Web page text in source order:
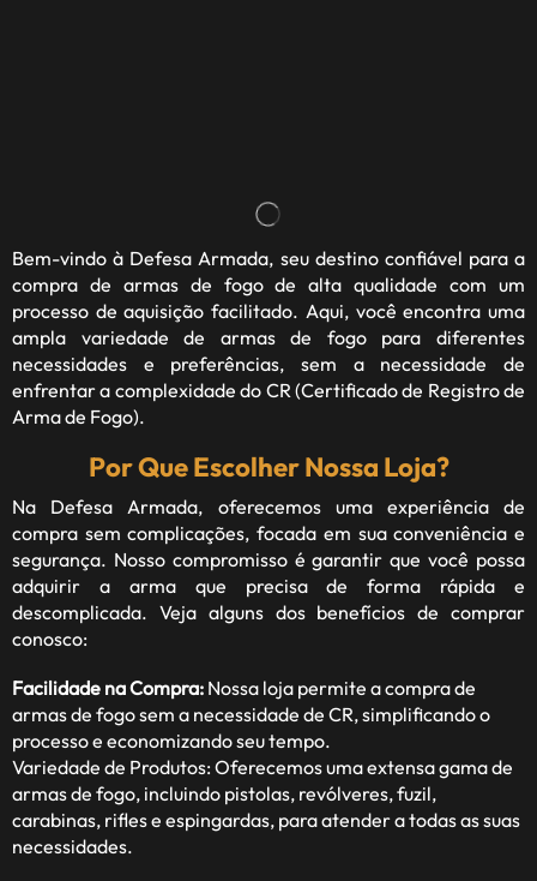
Bem-vindo à Defesa Armada, seu destino confiável para a
compra de armas de fogo de alta qualidade com um
processo de aquisição facilitado. Aqui, você encontra uma
ampla variedade de armas de fogo para diferentes
necessidades e preferências, sem a necessidade de
enfrentar a complexidade do CR (Certificado de Registro de
Arma de Fogo).
Por Que Escolher Nossa Loja?
Na Defesa Armada, oferecemos uma experiência de
compra sem complicações, focada em sua conveniência e
segurança. Nosso compromisso é garantir que você possa
adquirir a arma que precisa de forma rápida e
descomplicada. Veja alguns dos benefícios de comprar
conosco:
Facilidade na Compra: Nossa loja permite a compra de
armas de fogo sem a necessidade de CR, simplificando o
processo e economizando seu tempo.
Variedade de Produtos: Oferecemos uma extensa gama de
armas de fogo, incluindo pistolas, revólveres, fuzil,
carabinas, rifles e espingardas, para atender a todas as suas
necessidades.